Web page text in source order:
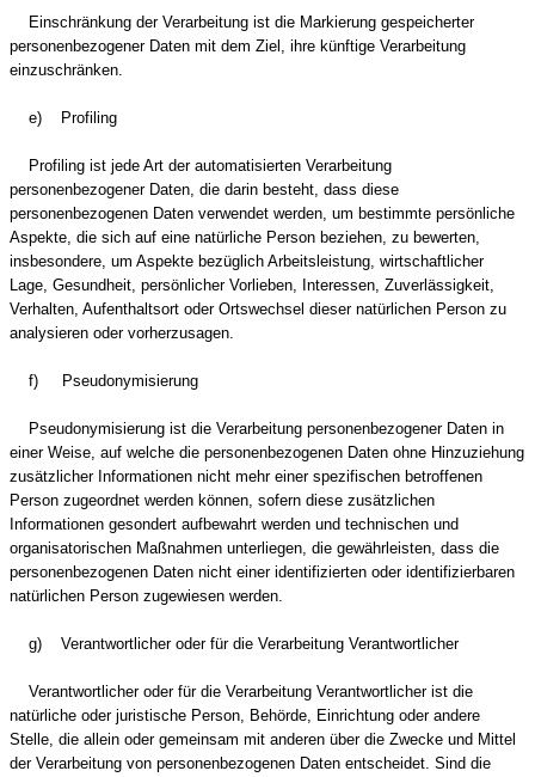
Einschränkung der Verarbeitung ist die Markierung gespeicherter
personenbezogener Daten mit dem Ziel, ihre künftige Verarbeitung
einzuschränken.
e) Profiling
Profiling ist jede Art der automatisierten Verarbeitung
personenbezogener Daten, die darin besteht, dass diese
personenbezogenen Daten verwendet werden, um bestimmte persönliche
Aspekte, die sich auf eine natürliche Person beziehen, zu bewerten,
insbesondere, um Aspekte bezüglich Arbeitsleistung, wirtschaftlicher
Lage, Gesundheit, persönlicher Vorlieben, Interessen, Zuverlässigkeit,
Verhalten, Aufenthaltsort oder Ortswechsel dieser natürlichen Person zu
analysieren oder vorherzusagen.
f) Pseudonymisierung
Pseudonymisierung ist die Verarbeitung personenbezogener Daten in
einer Weise, auf welche die personenbezogenen Daten ohne Hinzuziehung
zusätzlicher Informationen nicht mehr einer spezifischen betroffenen
Person zugeordnet werden können, sofern diese zusätzlichen
Informationen gesondert aufbewahrt werden und technischen und
organisatorischen Maßnahmen unterliegen, die gewährleisten, dass die
personenbezogenen Daten nicht einer identifizierten oder identifizierbaren
natürlichen Person zugewiesen werden.
g) Verantwortlicher oder für die Verarbeitung Verantwortlicher
Verantwortlicher oder für die Verarbeitung Verantwortlicher ist die
natürliche oder juristische Person, Behörde, Einrichtung oder andere
Stelle, die allein oder gemeinsam mit anderen über die Zwecke und Mittel
der Verarbeitung von personenbezogenen Daten entscheidet. Sind die